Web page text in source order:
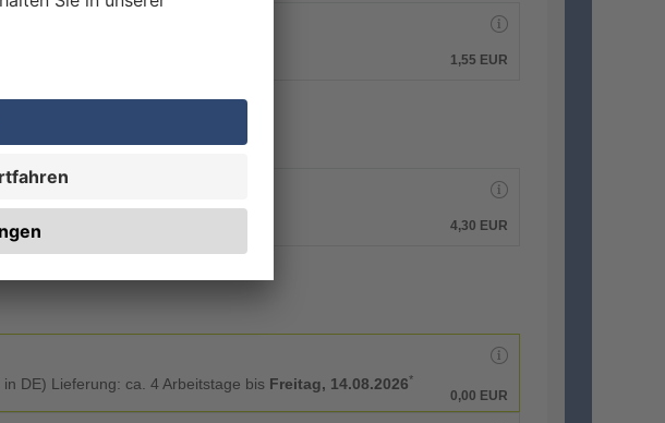
1,55 EUR
4,30 EUR
DE) Lieferung: ca. 4 Arbeitstage bis Freitag, 14.08.2026*
0,00 EUR